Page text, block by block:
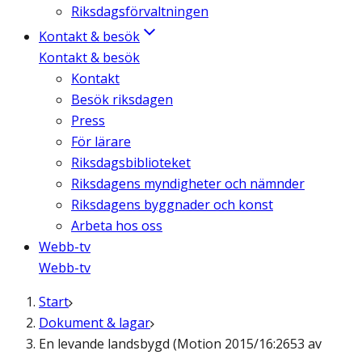
Riksdagsförvaltningen
Kontakt & besök
Kontakt & besök
Kontakt
Besök riksdagen
Press
För lärare
Riksdagsbiblioteket
Riksdagens myndigheter och nämnder
Riksdagens byggnader och konst
Arbeta hos oss
Webb-tv
Webb-tv
Start
Dokument & lagar
En levande landsbygd (Motion 2015/16:2653 av